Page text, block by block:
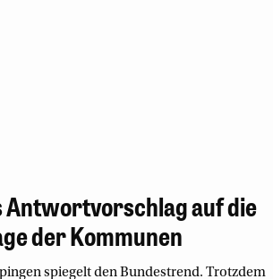
Antwortvorschlag auf die
der Kommunen
spiegelt den Bundestrend. Trotzdem